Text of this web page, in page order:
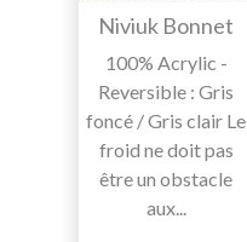
Niviuk Bonnet
100% Acrylic -
Reversible : Gris
foncé / Gris clair Le
froid ne doit pas
être un obstacle
aux...